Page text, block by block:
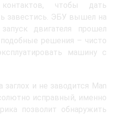
чтобы дать
завестись. ЭБУ вышел на
двигателя прошел
решения – чисто
машину с
заглох и не заводится Man
исправный, именно
позволит обнаружить